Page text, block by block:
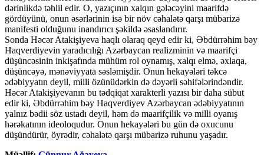
dərinlikdə təhlil edir. O, yazıçının xalqın gələcəyini maarifdə
gördüyünü, onun əsərlərinin isə bir növ cəhalətə qarşı mübarizə
manifesti olduğunu inandırıcı şəkildə əsaslandırır.
Sonda Həcər Atakişiyeva haqlı olaraq qeyd edir ki, Əbdürrəhim bəy
Haqverdiyevin yaradıcılığı Azərbaycan realizminin və maarifçi
düşüncəsinin inkişafında mühüm rol oynamış, xalqı elmə, əxlaqa,
düşüncəyə, mənəviyyata səsləmişdir. Onun hekayələri təkcə
ədəbiyyatın deyil, milli özünüdərkin də dəyərli səhifələrindəndir.
Həcər Atakişiyevanın bu tədqiqat xarakterli yazısı bir daha sübut
edir ki, Əbdürrəhim bəy Haqverdiyev Azərbaycan ədəbiyyatının
yalnız bədii söz ustadı deyil, həm də maarifçilik və milli oyanış
hərəkatının ideoloqudur. Onun hekayələri bu gün də oxucunu
düşündürür, öyrədir, cəhalətə qarşı mübarizə ruhunu yaşadır.